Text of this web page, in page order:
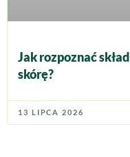
Jak rozpoznać
skórę?
13 LIPCA 2026